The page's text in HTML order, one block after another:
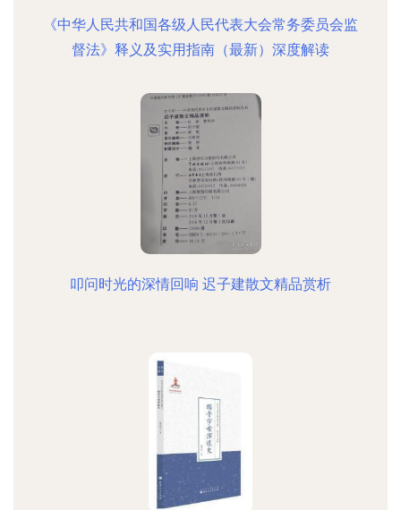
《中华人民共和国各级人民代表大会常务委员会监
督法》释义及实用指南（最新）深度解读
叩问时光的深情回响 迟子建散文精品赏析